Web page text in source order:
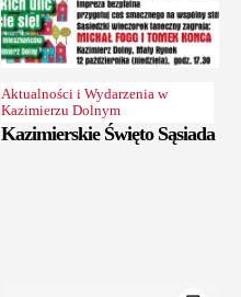
Aktualności i Wydarzenia w
Kazimierzu Dolnym
Kazimierskie Święto Sąsiada